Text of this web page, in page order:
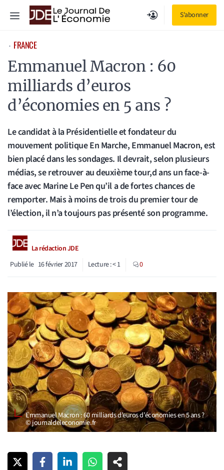
S'abonner
Menu
⋅ FRANCE
Emmanuel Macron : 60
milliards d’euros
d’économies en 5 ans ?
Le candidat à la Présidentielle et fondateur du
mouvement politique En Marche, Emmanuel Macron, est
bien placé dans les sondages. Il devrait, selon plusieurs
médias, se retrouver au deuxième tour,d ans un face-à-
face avec Marine Le Pen qu’il a de fortes chances de
remporter. Mais à moins de trois du premier tour de
l’élection, il n’a toujours pas présenté son programme.
La rédaction JDE
Publié le 16 février 2017 Lecture :< 1 0
Emmanuel Macron : 60 milliards d’euros d’économies en 5 ans ?
© journaldeleconomie.fr